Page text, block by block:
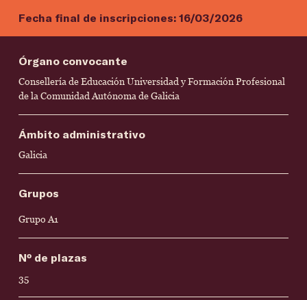
Fecha final de inscripciones: 16/03/2026
Órgano convocante
Consellería de Educación Universidad y Formación Profesional
de la Comunidad Autónoma de Galicia
Ámbito administrativo
Galicia
Grupos
Grupo A1
Nº de plazas
35